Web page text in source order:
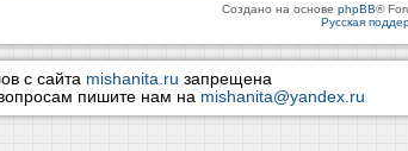
Создано на основе phpBB®
Русская
с сайта mishanita.ru запрещена
пишите нам на mishanita@yandex.ru